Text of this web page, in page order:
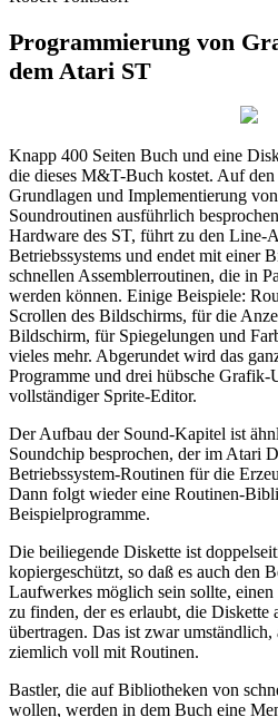
Programmierung von
dem Atari ST
Knapp 400 Seiten Buch und eine
die dieses M&T-Buch kostet. Auf den
Grundlagen und Implementierung
Soundroutinen ausführlich
Hardware des ST, führt zu den Line-
Betriebssystems und endet mit einer
schnellen Assemblerroutinen, die in
werden können. Einige Beispiele:
Scrollen des Bildschirms, für die
Bildschirm, für Spiegelungen und
vieles mehr. Abgerundet wird das
Programme und drei hübsche Grafik-
vollständiger Sprite-Editor.
Der Aufbau der Sound-Kapitel ist
Soundchip besprochen, der im Atari
Betriebssystem-Routinen für die
Dann folgt wieder eine Routinen-
Beispielprogramme.
Die beiliegende Diskette ist
kopiergeschützt, so daß es auch den
Laufwerkes möglich sein sollte,
zu finden, der es erlaubt, die Diskette
übertragen. Das ist zwar
ziemlich voll mit Routinen.
Bastler, die auf Bibliotheken von
wollen, werden in dem Buch eine